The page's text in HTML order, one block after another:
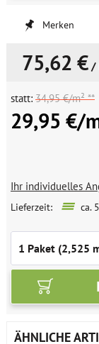
Merken
75,62 € /
statt: 34,95 €/m² **
29,95 €/
Ihr individuelles
Lieferzeit: ca.
ÄHNLICHE